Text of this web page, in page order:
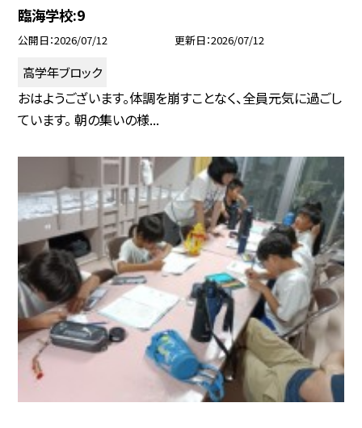
臨海学校:9
公開日 2026/07/12 更新日 2026/07/12
高学年ブロック
おはようございます。体調を崩すことなく、全員元気に過ごし
ています。 朝の集いの様...